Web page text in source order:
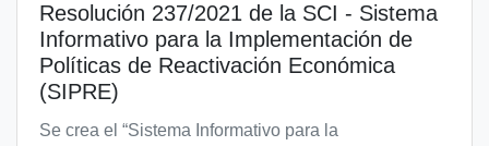
Resolución 237/2021 de la SCI - Sistema
Informativo para la Implementación de
Políticas de Reactivación Económica
(SIPRE)
Se crea el “Sistema Informativo para la